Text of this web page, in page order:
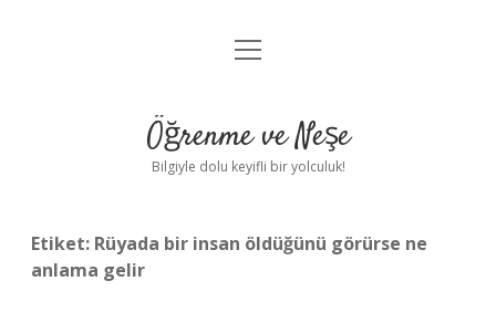
Anasayfa
Yasal Uyarı
menüyü
Öğrenme ve Neşe
Bilgiyle dolu keyifli bir yolculuk!
Etiket: Rüyada bir insan öldüğünü görürse ne
anlama gelir